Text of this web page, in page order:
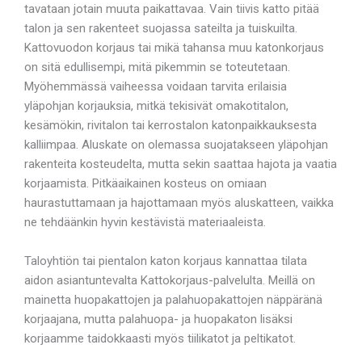
tavataan jotain muuta paikattavaa. Vain tiivis katto pitää
talon ja sen rakenteet suojassa sateilta ja tuiskuilta.
Kattovuodon korjaus tai mikä tahansa muu katonkorjaus
on sitä edullisempi, mitä pikemmin se toteutetaan.
Myöhemmässä vaiheessa voidaan tarvita erilaisia
yläpohjan korjauksia, mitkä tekisivät omakotitalon,
kesämökin, rivitalon tai kerrostalon katonpaikkauksesta
kalliimpaa. Aluskate on olemassa suojatakseen yläpohjan
rakenteita kosteudelta, mutta sekin saattaa hajota ja vaatia
korjaamista. Pitkäaikainen kosteus on omiaan
haurastuttamaan ja hajottamaan myös aluskatteen, vaikka
ne tehdäänkin hyvin kestävistä materiaaleista.
Taloyhtiön tai pientalon katon korjaus kannattaa tilata
aidon asiantuntevalta Kattokorjaus-palvelulta. Meillä on
mainetta huopakattojen ja palahuopakattojen näppäränä
korjaajana, mutta palahuopa- ja huopakaton lisäksi
korjaamme taidokkaasti myös tiilikatot ja peltikatot.